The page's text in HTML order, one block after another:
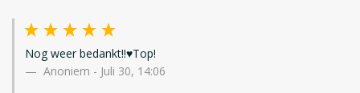
Nog weer bedankt!!♥️Top!
Anoniem - Juli 30, 14:06